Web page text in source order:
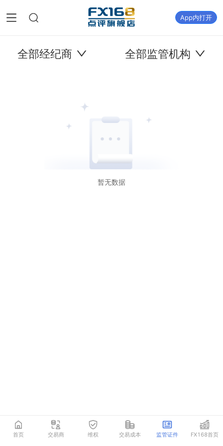
App内打开
全部经纪商 全部监管机构
暂无数据
首页 交易商 维权 交易成本 监管证件 FX168首页